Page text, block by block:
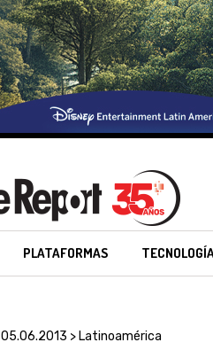
PLATAFORMAS
05.06.2013 > Latinoamérica